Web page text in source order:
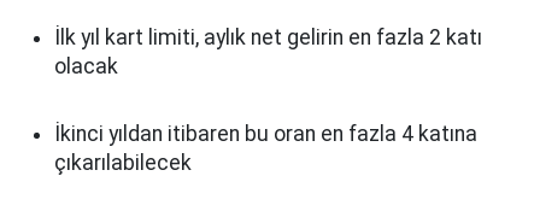
İlk yıl kart limiti, aylık net gelirin en fazla 2 katı
olacak
İkinci yıldan itibaren bu oran en fazla 4 katına
çıkarılabilecek